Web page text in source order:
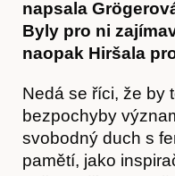
napsala
Byly pro ni
naopak Hiršala
Nedá se říci, že by
bezpochyby
svobodný duch s
pamětí, jako